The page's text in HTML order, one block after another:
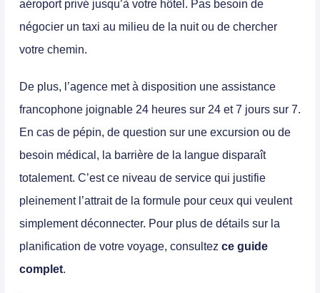
aéroport privé jusqu’à votre hôtel. Pas besoin de
négocier un taxi au milieu de la nuit ou de chercher
votre chemin.
De plus, l’agence met à disposition une assistance
francophone joignable 24 heures sur 24 et 7 jours sur 7.
En cas de pépin, de question sur une excursion ou de
besoin médical, la barrière de la langue disparaît
totalement. C’est ce niveau de service qui justifie
pleinement l’attrait de la formule pour ceux qui veulent
simplement déconnecter. Pour plus de détails sur la
planification de votre voyage, consultez ce guide
complet.